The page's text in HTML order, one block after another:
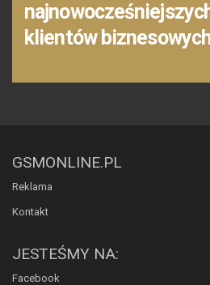
klientów
GSMONLINE.PL
Reklama
Kontakt
JESTEŚMY NA:
Facebook